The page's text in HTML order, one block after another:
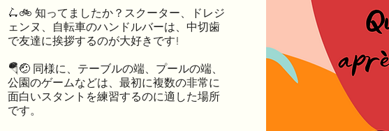
🛴🚲 知ってましたか？スクーター、ドレジ
ェンヌ、自転車のハンドルバーは、中切歯
で友達に挨拶するのが大好きです!
🪂🤕 同様に、テーブルの端、プールの端、
公園のゲームなどは、最初に複数の非常に
面白いスタントを練習するのに適した場所
です。